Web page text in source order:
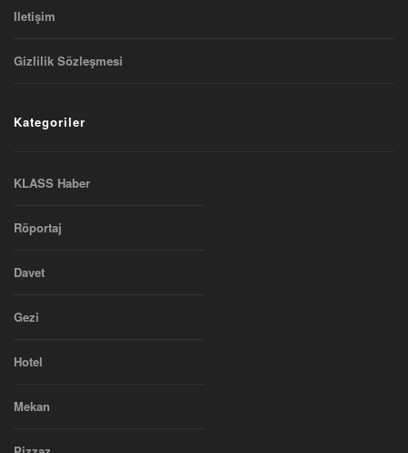
Iletişim
Gizlilik Sözleşmesi
Kategoriler
KLASS Haber
Röportaj
Davet
Gezi
Hotel
Mekan